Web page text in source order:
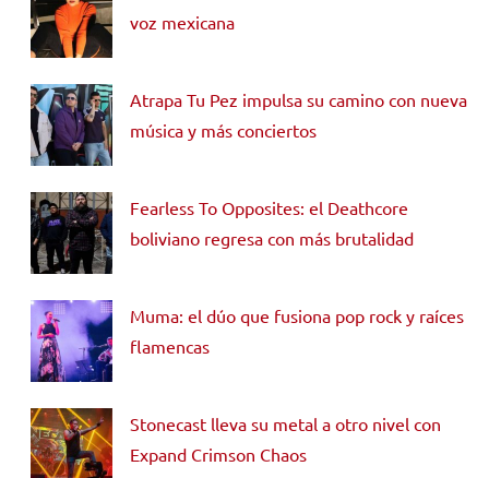
voz mexicana
Atrapa Tu Pez impulsa su camino con nueva
música y más conciertos
Fearless To Opposites: el Deathcore
boliviano regresa con más brutalidad
Muma: el dúo que fusiona pop rock y raíces
flamencas
Stonecast lleva su metal a otro nivel con
Expand Crimson Chaos